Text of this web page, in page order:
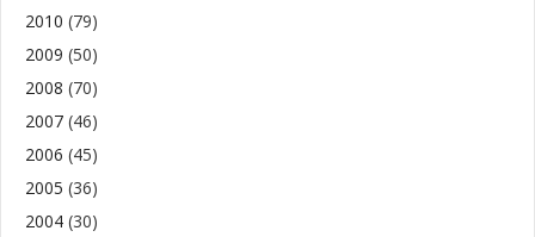
2010 (79)
2009 (50)
2008 (70)
2007 (46)
2006 (45)
2005 (36)
2004 (30)